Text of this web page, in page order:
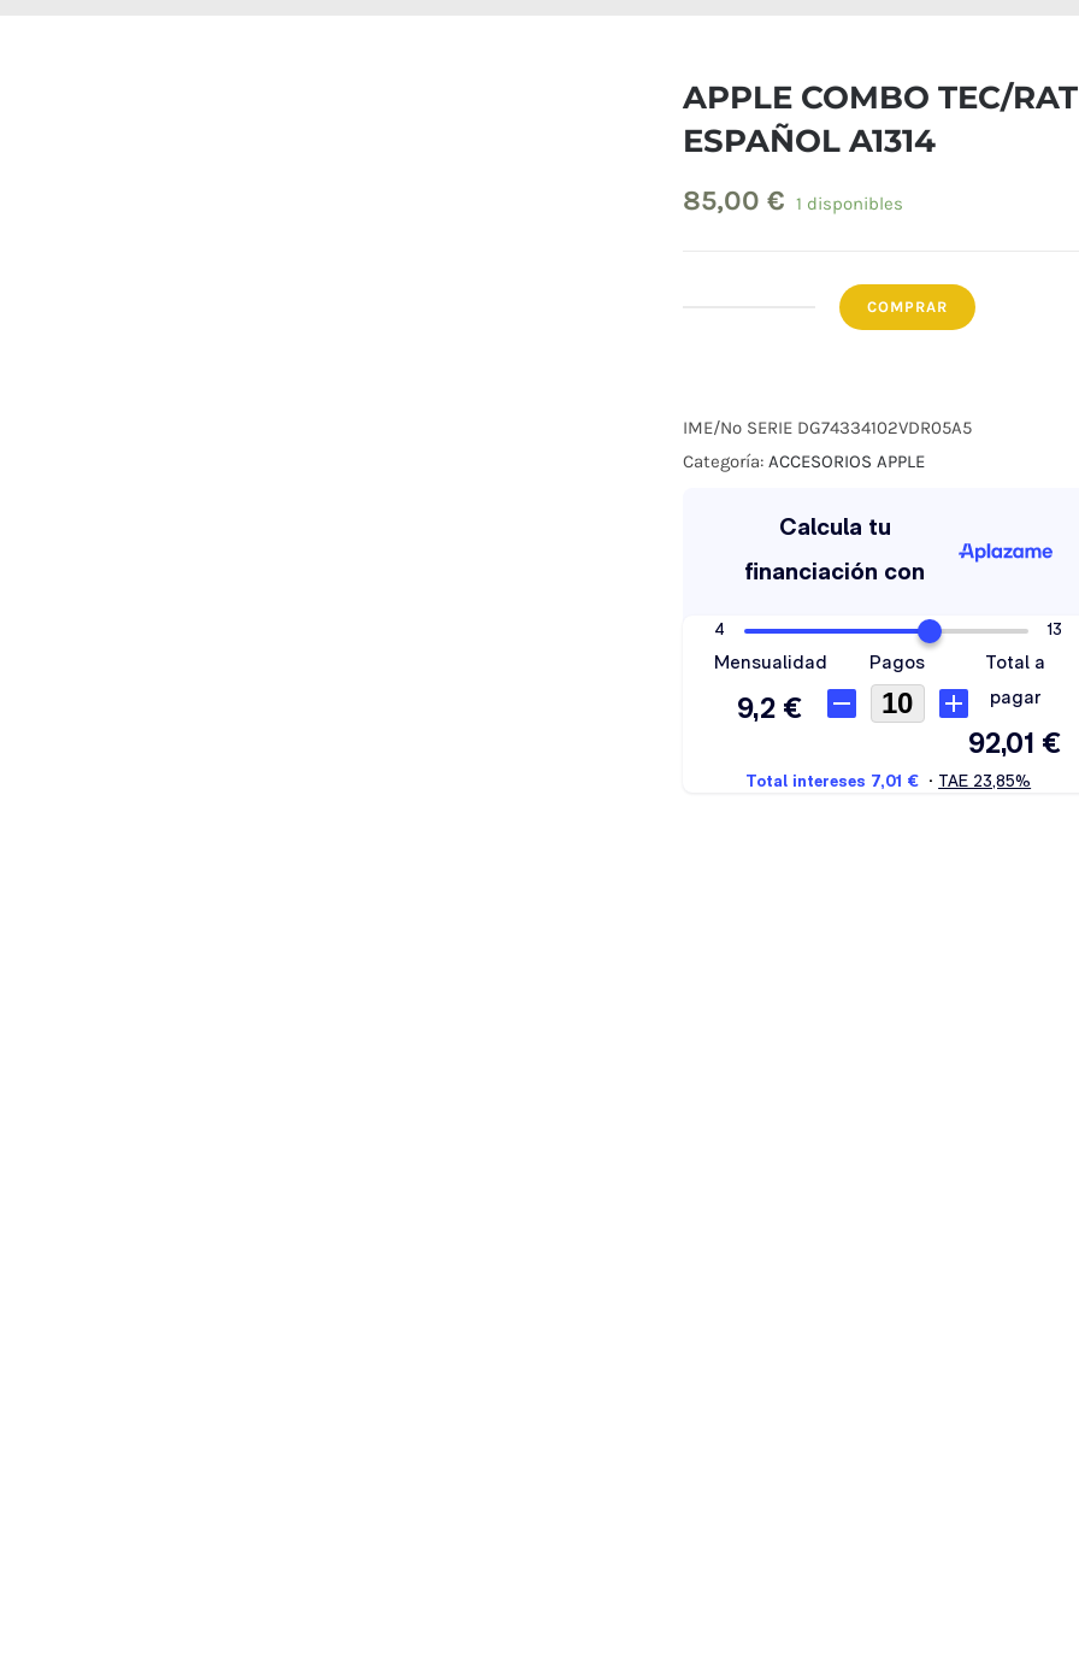
APPLE COMBO TEC/RAT
ESPAÑOL A1314
85,00 € 1 disponibles
ESPAÑOL
A1314
COMPRAR
IME/Nº SERIE DG74334102VDR05A5
Categoría: ACCESORIOS APPLE